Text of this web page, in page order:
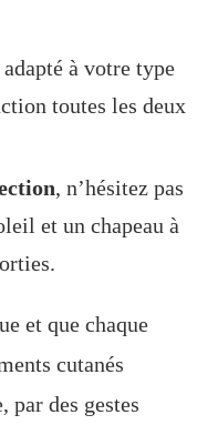
adapté à votre type
toutes les deux
, n’hésitez pas
et un chapeau à
et que chaque
cutanés
des gestes